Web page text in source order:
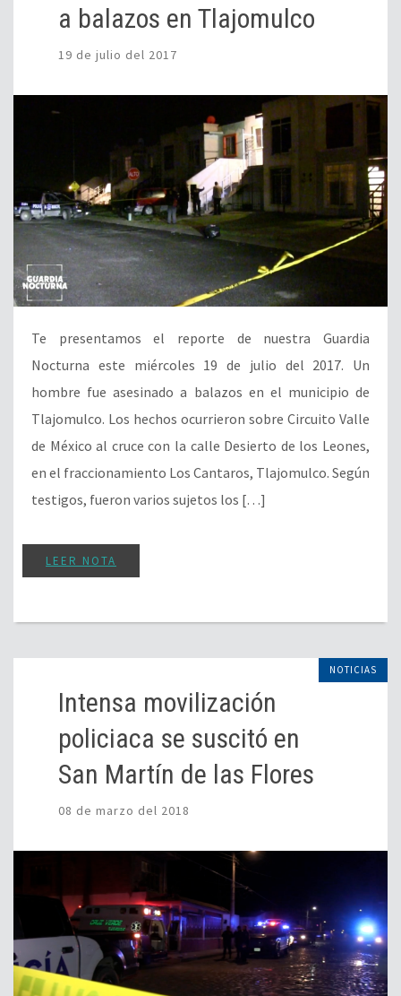
a balazos en Tlajomulco
19 de julio del 2017
Te presentamos el reporte de nuestra Guardia
Nocturna este miércoles 19 de julio del 2017. Un
hombre fue asesinado a balazos en el municipio de
Tlajomulco. Los hechos ocurrieron sobre Circuito Valle
de México al cruce con la calle Desierto de los Leones,
en el fraccionamiento Los Cantaros, Tlajomulco. Según
testigos, fueron varios sujetos los […]
LEER NOTA
NOTICIAS
Intensa movilización
policiaca se suscitó en
San Martín de las Flores
08 de marzo del 2018